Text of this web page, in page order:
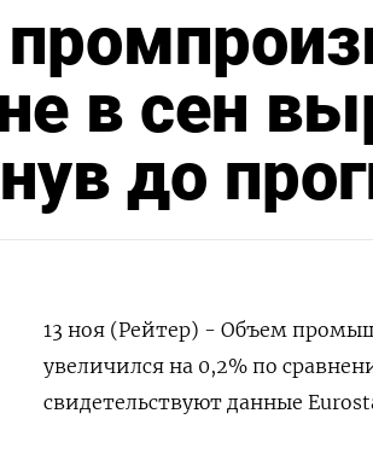
в сен
до
13 ноя (Рейтер) - Объем
увеличился на 0,2% по
свидетельствуют данные